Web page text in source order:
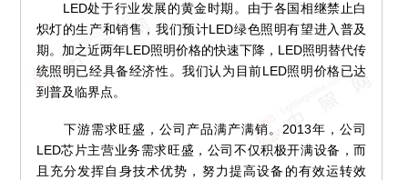
LED处于行业发展的黄金时期。由于各国相继禁止白
炽灯的生产和销售，我们预计LED绿色照明有望进入普及
期。加之近两年LED照明价格的快速下降，LED照明替代传
统照明已经具备经济性。我们认为目前LED照明价格已达
到普及临界点。
下游需求旺盛，公司产品满产满销。2013年，公司
LED芯片主营业务需求旺盛，公司不仅积极开满设备，而
且充分发挥自身技术优势，努力提高设备的有效运转效